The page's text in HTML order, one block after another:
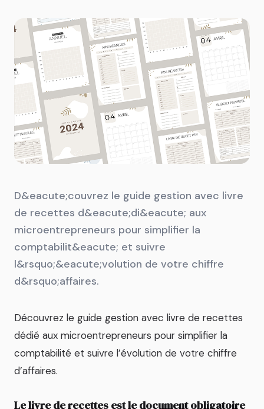
D&eacute;couvrez le guide gestion avec livre
de recettes d&eacute;di&eacute; aux
microentrepreneurs pour simplifier la
comptabilit&eacute; et suivre
l&rsquo;&eacute;volution de votre chiffre
d&rsquo;affaires.
Découvrez le guide gestion avec livre de recettes
dédié aux microentrepreneurs pour simplifier la
comptabilité et suivre l’évolution de votre chiffre
d’affaires.
Le livre de recettes est le document obligatoire